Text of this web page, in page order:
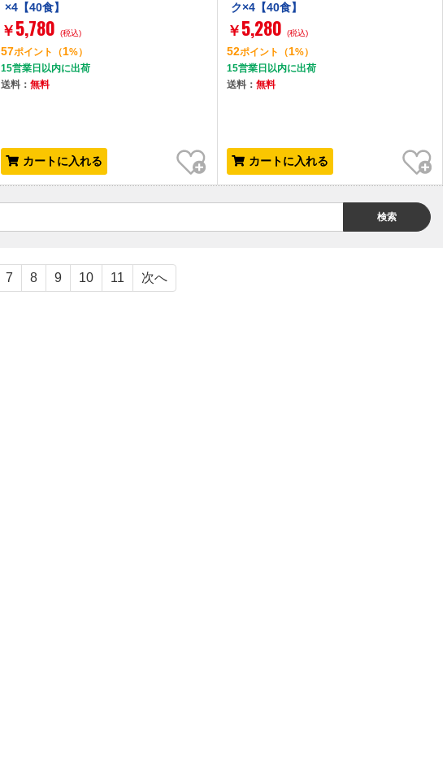
×4【40食】
￥ 5,780 (税込)
57ポイント （1%）
15営業日以内に出荷
送料：無料
カートに入れる
お気に入り
ク×4【40食】
￥ 5,280 (税込)
52ポイント （1%）
15営業日以内に出荷
送料： 無料
カートに入れる
お気に入り
検索
7 8 9 10 11 次へ